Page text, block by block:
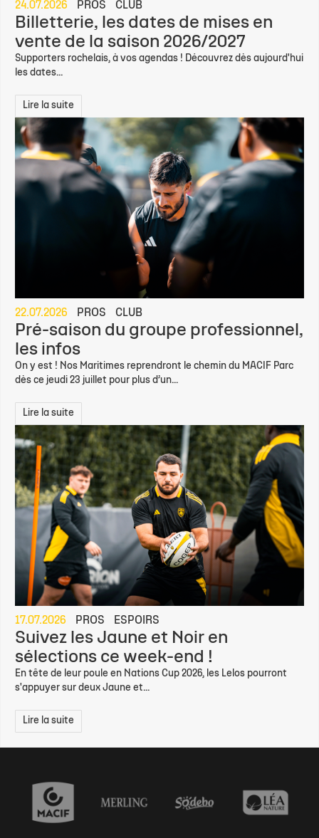
24.07.2026 PROS CLUB
Billetterie, les dates de mises en
vente de la saison 2026/2027
Supporters rochelais, à vos agendas ! Découvrez dès aujourd'hui
les dates...
Lire la suite
22.07.2026 PROS CLUB
Pré-saison du groupe professionnel,
les infos
On y est ! Nos Maritimes reprendront le chemin du MACIF Parc
dès ce jeudi 23 juillet pour plus d’un...
Lire la suite
17.07.2026 PROS ESPOIRS
Suivez les Jaune et Noir en
sélections ce week-end !
En tête de leur poule en Nations Cup 2026, les Lelos pourront
s'appuyer sur deux Jaune et...
Lire la suite